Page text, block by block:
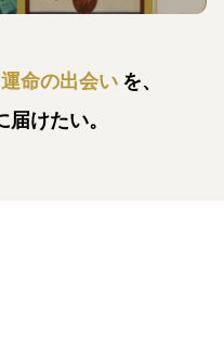
運命の出会い を、
けたい。